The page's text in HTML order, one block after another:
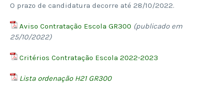
O prazo de candidatura decorre até 28/10/2022.
Aviso Contratação Escola GR300 (publicado em
25/10/2022)
Critérios Contratação Escola 2022-2023
Lista ordenação H21 GR300